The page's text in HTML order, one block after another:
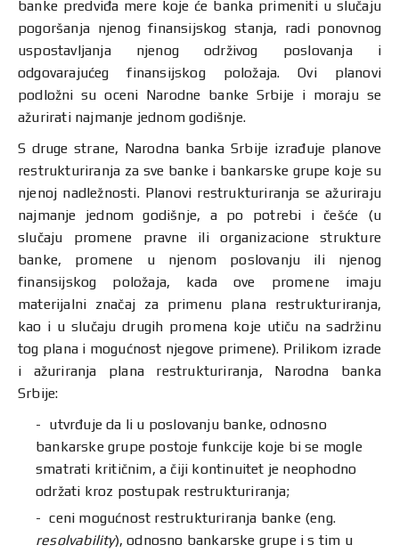
banke predviđa mere koje će banka primeniti u slučaju
pogoršanja njenog finansijskog stanja, radi ponovnog
uspostavljanja njenog održivog poslovanja i
odgovarajućeg finansijskog položaja. Ovi planovi
podložni su oceni Narodne banke Srbije i moraju se
ažurirati najmanje jednom godišnje.
S druge strane, Narodna banka Srbije izrađuje planove
restrukturiranja za sve banke i bankarske grupe koje su
njenoj nadležnosti. Planovi restrukturiranja se ažuriraju
najmanje jednom godišnje, a po potrebi i češće (u
slučaju promene pravne ili organizacione strukture
banke, promene u njenom poslovanju ili njenog
finansijskog položaja, kada ove promene imaju
materijalni značaj za primenu plana restrukturiranja,
kao i u slučaju drugih promena koje utiču na sadržinu
tog plana i mogućnost njegove primene). Prilikom izrade
i ažuriranja plana restrukturiranja, Narodna banka
Srbije:
utvrđuje da li u poslovanju banke, odnosno
bankarske grupe postoje funkcije koje bi se mogle
smatrati kritičnim, a čiji kontinuitet je neophodno
održati kroz postupak restrukturiranja;
ceni mogućnost restrukturiranja banke (eng.
resolvability), odnosno bankarske grupe i s tim u